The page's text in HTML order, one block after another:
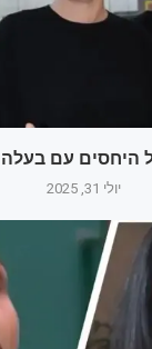
היחסים עם
יולי 31, 2025